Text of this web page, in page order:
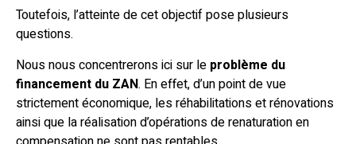
Toutefois, l’atteinte de cet objectif pose plusieurs
questions.
Nous nous concentrerons ici sur le problème du
financement du ZAN. En effet, d’un point de vue
strictement économique, les réhabilitations et rénovations
ainsi que la réalisation d’opérations de renaturation en